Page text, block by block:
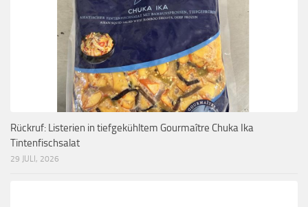
Rückruf: Listerien in tiefgekühltem Gourmaître Chuka Ika
Tintenfischsalat
29 JULI, 2026